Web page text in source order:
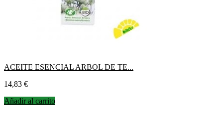
ACEITE ESENCIAL ARBOL DE TE...
Precio
14,83 €
Añadir al carrito